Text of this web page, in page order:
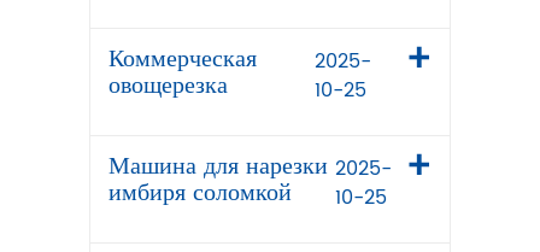
Коммерческая
овощерезка
2025-
10-25
Машина для нарезки
имбиря соломкой
2025-
10-25